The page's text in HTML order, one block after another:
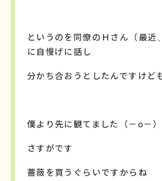
というのを同僚のＨさん（最近
に自慢げに話し
分かち合おうとしたんですけど
僕より先に観てました（－o－）
さすがです
薔薇を買うぐらいですからね